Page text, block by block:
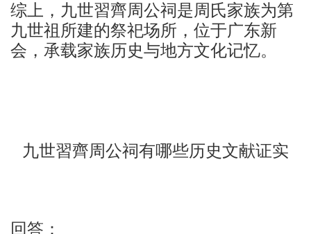
综上，九世習齊周公祠是周氏家族为第
九世祖所建的祭祀场所，位于广东新
会，承载家族历史与地方文化记忆。
九世習齊周公祠有哪些历史文献证实
回答：